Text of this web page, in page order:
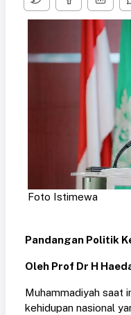
Foto Istimewa
Pandangan Politik
Oleh Prof Dr H
Muhammadiyah saat
kehidupan nasional